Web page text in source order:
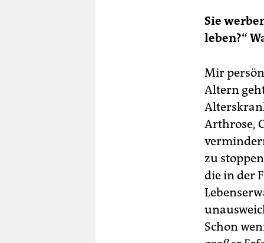
Sie
leben?“
Mir
Altern
Arthrose,
zu
die in der
Schon